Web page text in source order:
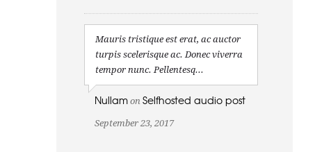
Mauris tristique est erat, ac auctor
turpis scelerisque ac. Donec viverra
tempor nunc. Pellentesq...
Nullam on Selfhosted audio post
September 23, 2017